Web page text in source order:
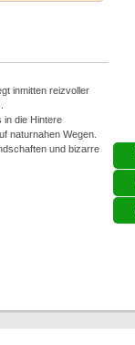
inmitten reizvoller
in die Hintere
naturnahen Wegen.
und bizarre